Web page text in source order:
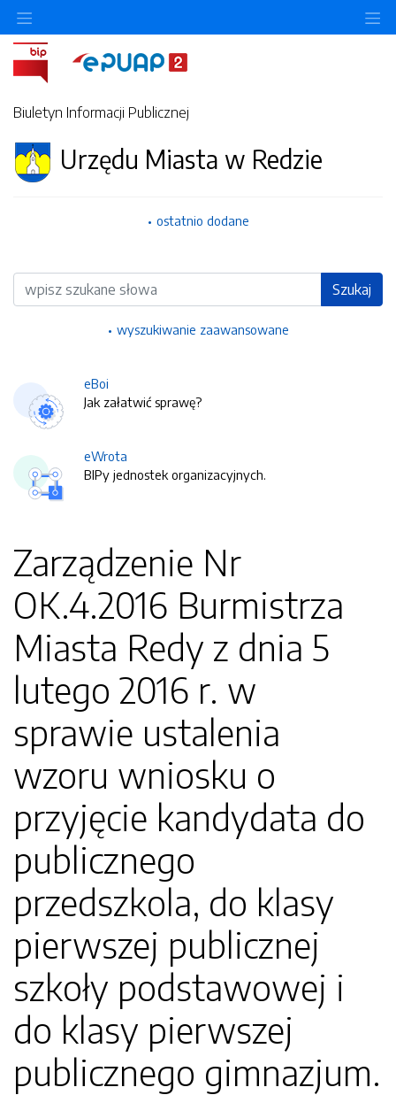
Biuletyn Informacji Publicznej
Urzędu Miasta w Redzie
ostatnio dodane
Wyszukiwarka Szukaj
wyszukiwanie zaawansowane
eBoi
Jak załatwić sprawę?
eWrota
BIPy jednostek organizacyjnych.
Zarządzenie Nr
OK.4.2016 Burmistrza
Miasta Redy z dnia 5
lutego 2016 r. w
sprawie ustalenia
wzoru wniosku o
przyjęcie kandydata do
publicznego
przedszkola, do klasy
pierwszej publicznej
szkoły podstawowej i
do klasy pierwszej
publicznego gimnazjum.